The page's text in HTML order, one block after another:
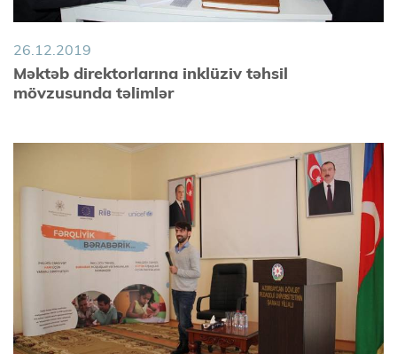
26.12.2019
Məktəb direktorlarına inklüziv təhsil
mövzusunda təlimlər